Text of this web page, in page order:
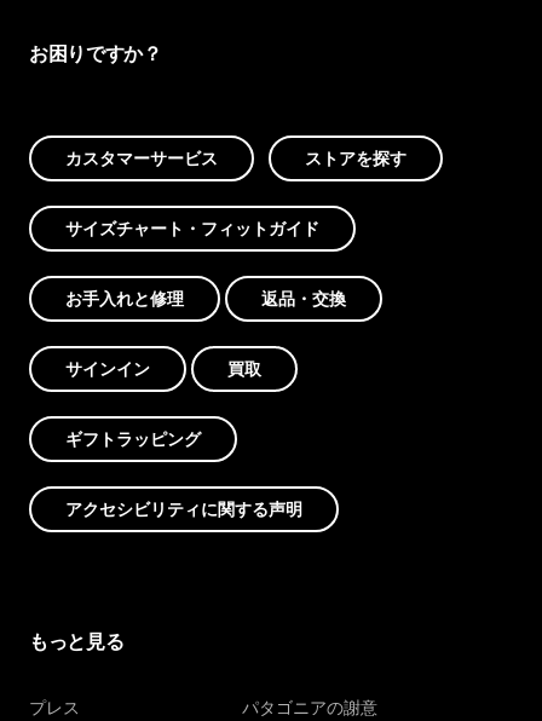
お困りですか？
カスタマーサービス ストアを探す
サイズチャート・フィットガイド
お手入れと修理 返品・交換
サインイン 買取
ギフトラッピング
アクセシビリティに関する声明
もっと見る
プレス パタゴニアの謝意